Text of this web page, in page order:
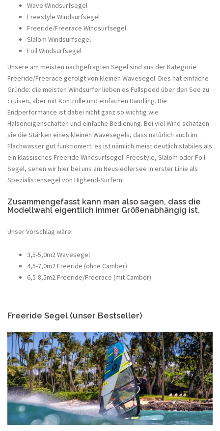
Wave Windsurfsegel
Freestyle Windsurfsegel
Freeride/Freerace Windsurfsegel
Slalom Windsurfsegel
Foil Windsurfsegel
Unsere am meisten nachgefragten Segel sind aus der Kategorie
Freeride/Freerace gefolgt von kleinen Wavesegel. Dies hat einfache
Gründe: die meisten Windsurfer lieben es Fullspeed über den See zu
cruisen, aber mit Kontrolle und einfachen Handling. Die
Endperformance ist dabei nicht ganz so wichtig wie
Halseneigenschaften und einfache Bedienung. Bei viel Wind schätzen
sie die Stärken eines kleinen Wavesegels, dass natürlich auch im
Flachwasser gut funktioniert: es ist nämlich meist deutlich stabiles als
ein klassisches Freeride Windsurfsegel. Freestyle, Slalom oder Foil
Segel, sehen wir hier bei uns am Neusiedlersee in erster Linie als
Spezialistensegel von Highend-Surfern.
Zusammengefasst kann man also sagen, dass die
Modellwahl eigentlich immer Größenabhängig ist.
Unser Vorschlag wäre:
3,5-5,0m2 Wavesegel
4,5-7,0m2 Freeride (ohne Camber)
6,5-8,5m2 Freeride/Freerace (mit Camber)
Freeride Segel (unser Bestseller)